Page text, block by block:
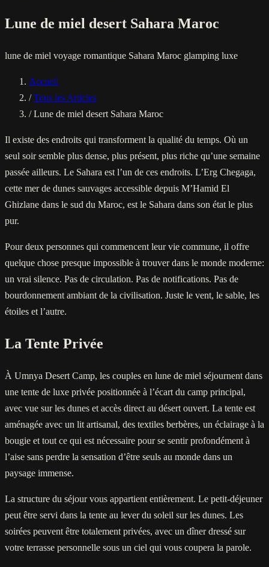
Lune de miel desert Sahara Maroc
lune de miel voyage romantique Sahara Maroc glamping luxe
Accueil
/ Tous les Articles
/ Lune de miel desert Sahara Maroc
Il existe des endroits qui transforment la qualité du temps. Où un
seul soir semble plus dense, plus présent, plus riche qu’une semaine
passée ailleurs. Le Sahara est l’un de ces endroits. L’Erg Chegaga,
cette mer de dunes sauvages accessible depuis M’Hamid El
Ghizlane dans le sud du Maroc, est le Sahara dans son état le plus
pur.
Pour deux personnes qui commencent leur vie commune, il offre
quelque chose presque impossible à trouver dans le monde moderne:
un vrai silence. Pas de circulation. Pas de notifications. Pas de
bourdonnement ambiant de la civilisation. Juste le vent, le sable, les
étoiles et l’autre.
La Tente Privée
À Umnya Desert Camp, les couples en lune de miel séjournent dans
une tente de luxe privée positionnée à l’écart du camp principal,
avec vue sur les dunes et accès direct au désert ouvert. La tente est
aménagée avec un lit artisanal, des textiles berbères, un éclairage à la
bougie et tout ce qui est nécessaire pour se sentir profondément à
l’aise sans perdre la sensation d’être seuls au monde dans un
paysage immense.
La structure du séjour vous appartient entièrement. Le petit-déjeuner
peut être servi dans la tente au lever du soleil sur les dunes. Les
soirées peuvent être totalement privées, avec un dîner dressé sur
votre terrasse personnelle sous un ciel qui vous coupera la parole.